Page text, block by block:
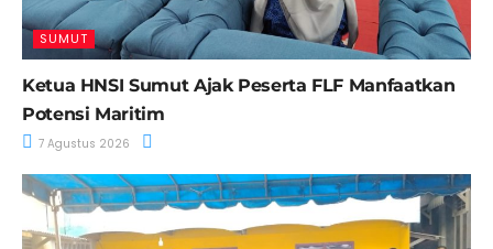
SUMUT
Ketua HNSI Sumut Ajak Peserta FLF Manfaatkan
Potensi Maritim
7 Agustus 2026